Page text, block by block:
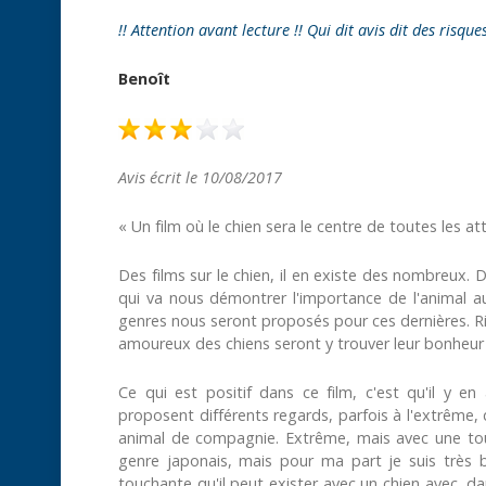
!! Attention avant lecture !! Qui dit avis dit des
Benoît
Avis écrit le 10/08/2017
« Un film où le chien sera le centre de toutes les
Des films sur le chien, il en existe des nombreux.
qui va nous démontrer l'importance de l'animal
genres nous seront proposés pour ces dernières.
amoureux des chiens seront y trouver leur
Ce qui est positif dans ce film, c'est qu'il y
proposent différents regards, parfois à
animal de compagnie. Extrême, mais avec une
genre japonais, mais pour ma part je suis